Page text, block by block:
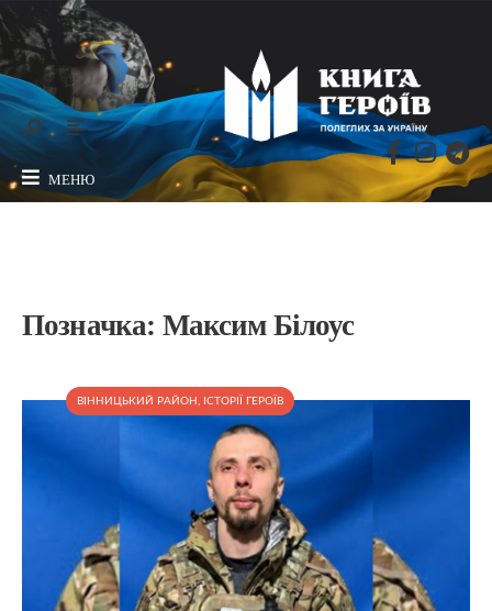
МЕНЮ
Позначка: Максим Білоус
ВІННИЦЬКИЙ РАЙОН , ІСТОРІЇ ГЕРОЇВ